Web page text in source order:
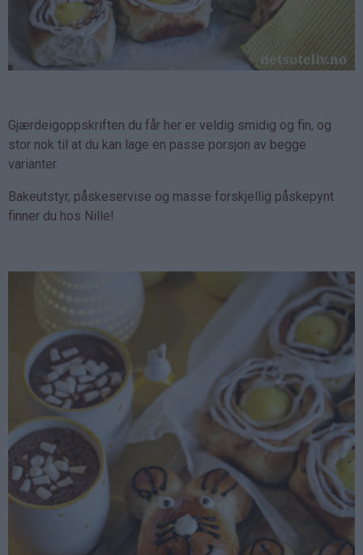
Gjærdeigoppskriften du får her er veldig smidig og fin, og
stor nok til at du kan lage en passe porsjon av begge
varianter.
Bakeutstyr, påskeservise og masse forskjellig påskepynt
finner du hos Nille!